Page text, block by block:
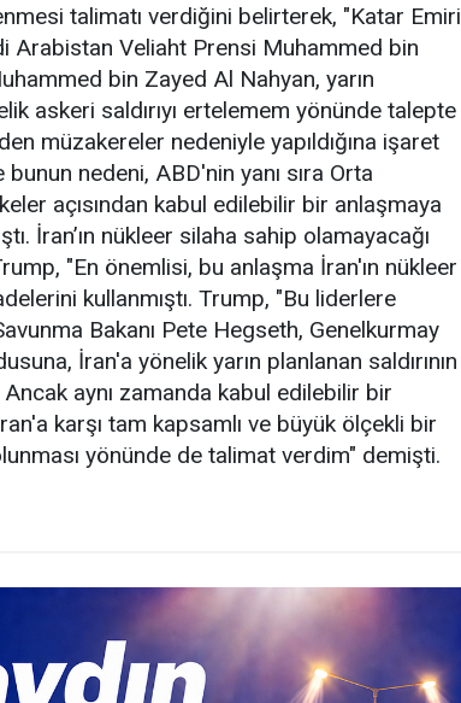
talimatı verdiğini belirterek, "Katar Emiri
Arabistan Veliaht Prensi Muhammed bin
bin Zayed Al Nahyan, yarın
askeri saldırıyı ertelemem yönünde talepte
müzakereler nedeniyle yapıldığına işaret
nedeni, ABD'nin yanı sıra Orta
açısından kabul edilebilir bir anlaşmaya
İran’ın nükleer silaha sahip olamayacağı
"En önemlisi, bu anlaşma İran'ın nükleer
kullanmıştı. Trump, "Bu liderlere
Bakanı Pete Hegseth, Genelkurmay
İran'a yönelik yarın planlanan saldırının
aynı zamanda kabul edilebilir bir
karşı tam kapsamlı ve büyük ölçekli bir
yönünde de talimat verdim" demişti.